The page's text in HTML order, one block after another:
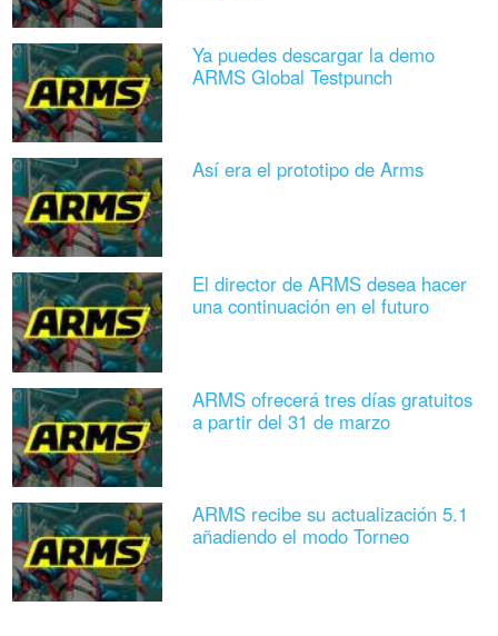
Ya puedes descargar la demo
ARMS Global Testpunch
Así era el prototipo de Arms
El director de ARMS desea hacer
una continuación en el futuro
ARMS ofrecerá tres días gratuitos
a partir del 31 de marzo
ARMS recibe su actualización 5.1
añadiendo el modo Torneo